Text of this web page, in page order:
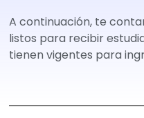
A continuación, te
listos para recibir
tienen vigentes para